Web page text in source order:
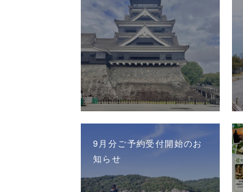
9月分ご予約受付開始のお
知らせ